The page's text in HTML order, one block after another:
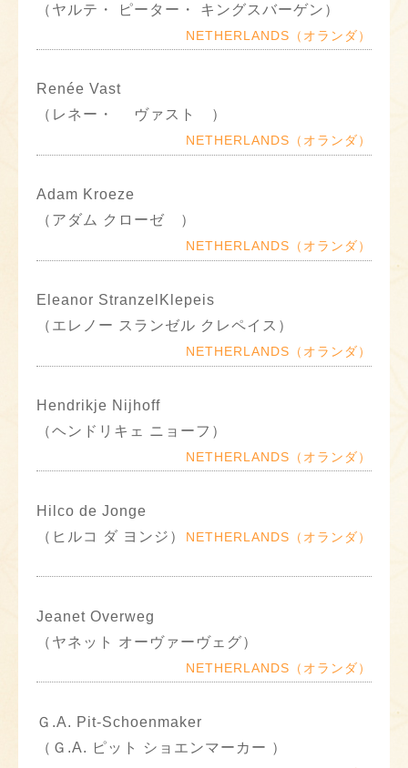
（ヤルテ・ ピーター・ キングスバーゲン）
NETHERLANDS（オランダ）
Renée Vast
（レネー・ ヴァスト ）
NETHERLANDS（オランダ）
Adam Kroeze
（アダム クローゼ ）
NETHERLANDS（オランダ）
Eleanor StranzelKlepeis
（エレノー スランゼル クレペイス）
NETHERLANDS（オランダ）
Hendrikje Nijhoff
（ヘンドリキェ ニョーフ）
NETHERLANDS（オランダ）
Hilco de Jonge
（ヒルコ ダ ヨンジ）
NETHERLANDS（オランダ）
Jeanet Overweg
（ヤネット オーヴァーヴェグ）
NETHERLANDS（オランダ）
Ｇ.A. Pit-Schoenmaker
（Ｇ.A. ピット ショエンマーカー ）